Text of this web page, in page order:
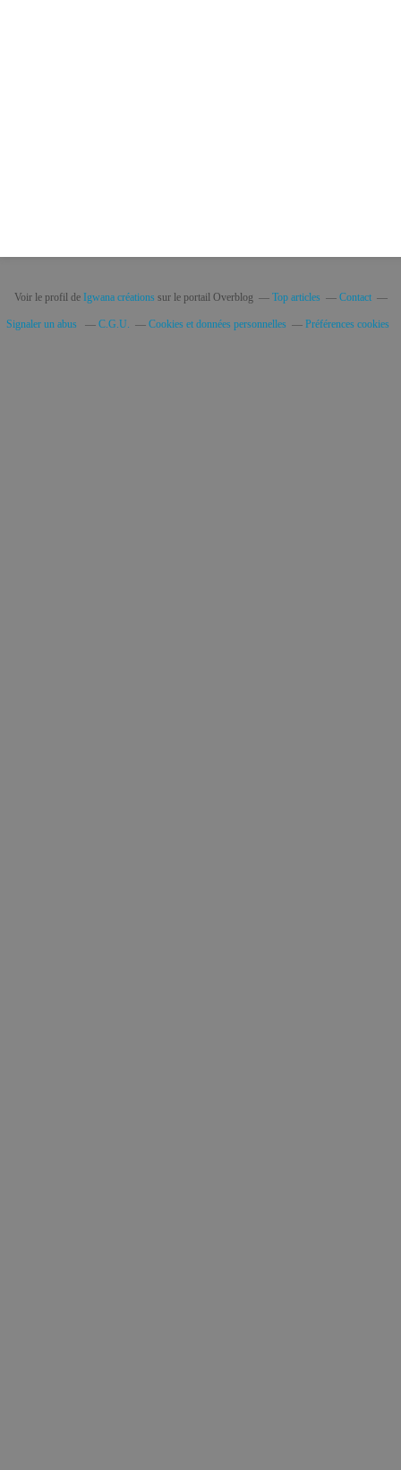
Voir le profil de Igwana créationssur le portail Overblog Top articles Contact
Signaler un abus C.G.U. Cookies et données personnelles Préférences cookies